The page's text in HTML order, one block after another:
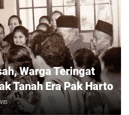
Warga Teringat
Tanah Era Pak Harto